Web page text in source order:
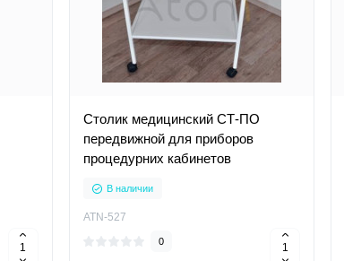
Столик медицинский СТ-ПО
передвижной для приборов
процедурних кабинетов
В наличии
ATN-527
0